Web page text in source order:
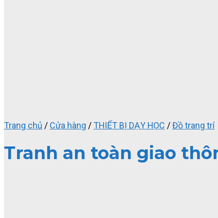
Trang chủ / Cửa hàng / THIẾT BỊ DẠY HỌC /Đồ trang trí
Tranh an toàn giao